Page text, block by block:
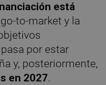
está
to-market y la
por estar
y, posteriormente,
en 2027.